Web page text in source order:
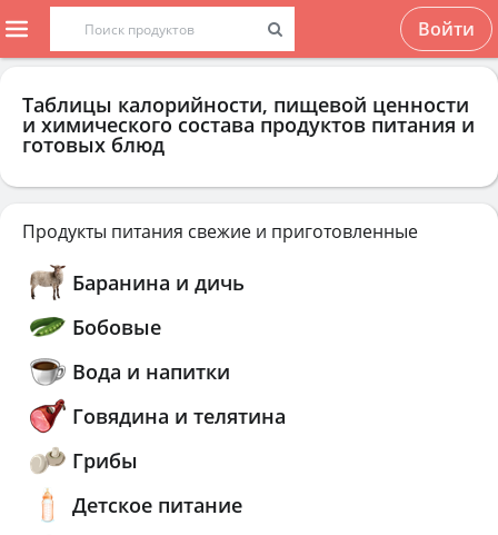
Войти
Таблицы калорийности, пищевой ценности
и химического состава продуктов питания и
готовых блюд
Продукты питания свежие и приготовленные
Баранина и дичь
Бобовые
Вода и напитки
Говядина и телятина
Грибы
Детское питание